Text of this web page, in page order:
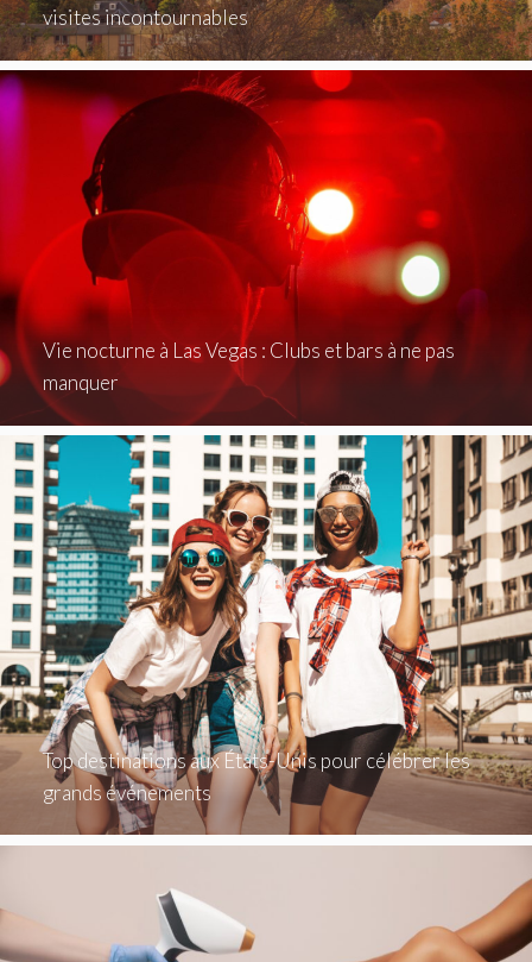
visites incontournables
Vie nocturne à Las Vegas : Clubs et bars à ne pas
manquer
Top destinations aux États-Unis pour célébrer les
grands événements